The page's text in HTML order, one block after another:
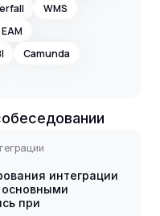
WMS
EAM
Camunda
интеграции
основными
при